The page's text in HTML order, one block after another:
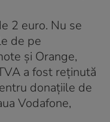
2 euro. Nu se
de pe
şi Orange,
a fost reţinută
donaţiile de
Vodafone,